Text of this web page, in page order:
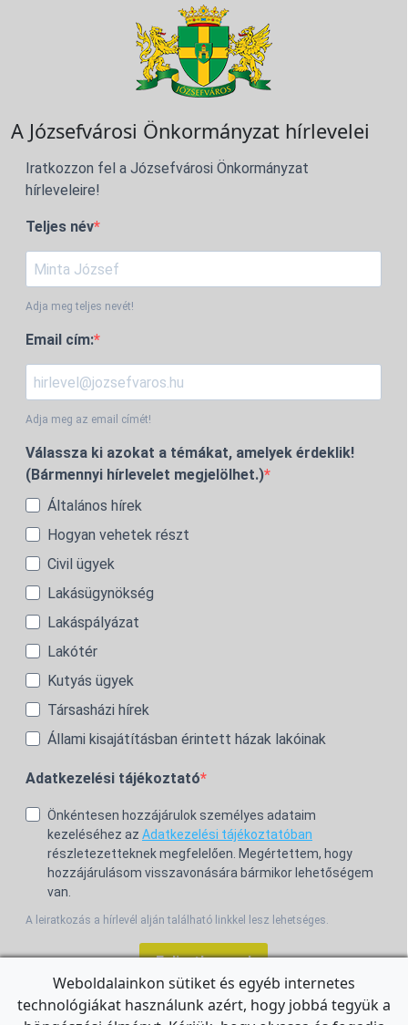
A Józsefvárosi Önkormányzat hírlevelei
Iratkozzon fel a Józsefvárosi Önkormányzat
hírleveleire!
Teljes név
Adja meg teljes nevét!
Email cím:
Adja meg az email címét!
Válassza ki azokat a témákat, amelyek érdeklik!
(Bármennyi hírlevelet megjelölhet.)
Általános hírek
Hogyan vehetek részt
Civil ügyek
Lakásügynökség
Lakáspályázat
Lakótér
Kutyás ügyek
Társasházi hírek
Állami kisajátításban érintett házak lakóinak
Adatkezelési tájékoztató
Önkéntesen hozzájárulok személyes adataim
kezeléséhez az Adatkezelési tájékoztatóban
részletezetteknek megfelelően. Megértettem, hogy
hozzájárulásom visszavonására bármikor lehetőségem
van.
A leiratkozás a hírlevél alján található linkkel lesz lehetséges.
Feliratkozom!
Weboldalainkon sütiket és egyéb internetes
technológiákat használunk azért, hogy jobbá tegyük a